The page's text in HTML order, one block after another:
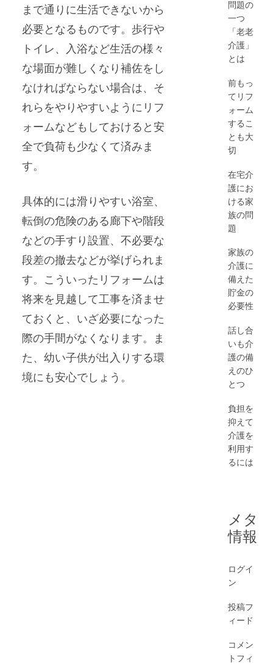
まで通りに生活できないから
必要となるものです。歩行や
トイレ、入浴など生活の様々
な場面が難しくなり補佐をし
なければならない場合は、そ
れらをやりやすいようにリフ
ォームなどもしておけると安
全で負荷も少なくて済みま
す。
具体的には滑りやすい浴室、
転倒の危険のある廊下や階段
などの手すり設置、不必要な
段差の撤去などが挙げられま
す。こういったリフォームは
将来を見越して工事を済ませ
ておくと、いざ必要になった
際の手間がなくなります。ま
た、幼い子供が出入りする環
境にも安心でしょう。
問題の
一つ
「老老
介護」
とは
前もっ
てリフ
ォーム
するこ
とも大
切
在宅介
護にお
ける家
族の問
題
家族の
介護に
備えた
貯金の
必要性
話し合
いも介
護の備
えのひ
とつ
負担を
抑えて
介護を
利用す
るには
メタ
情報
ログイ
ン
投稿フ
ィード
コメン
トフィ